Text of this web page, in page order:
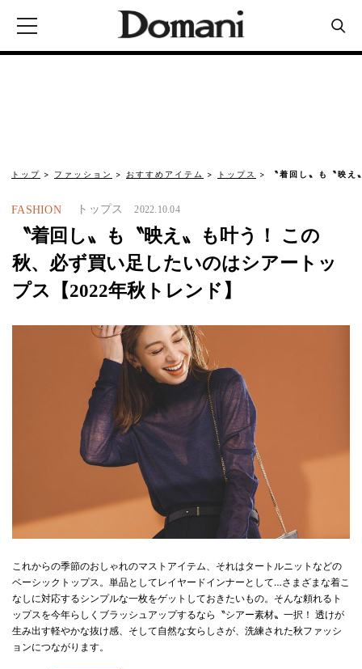
トップ ファッション おすすめアイテム トップス 〝着回し〟も〝映
FASHION トップス 2022.10.04
〝着回し〟も〝映え〟も叶う！ この
秋、必ず買い足したいのはシアートッ
プス【2022年秋トレンド】
これからの季節のおしゃれのマストアイテム、それはタートルニットなどの
ベーシックトップス。単品としてレイヤードインナーとして…さまざまな着こ
なしに対応するシンプルな一枚をゲットしておきたいもの。そんな頼れるト
ップスを今年らしくブラッシュアップするなら〝シアー素材〟一択！ 透けが
生み出す軽やかな抜け感、そして自然な女らしさが、洗練された秋ファッシ
ョンにつながります。